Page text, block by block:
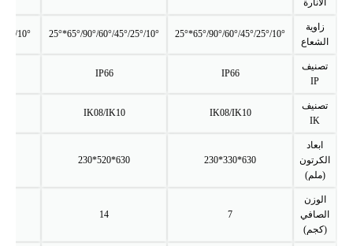
الانارة
زاوية
الشعاع
تصنيف
IP66
IP66
تصنيف
IK08/IK10
IK08/IK10
ابعاد
الكرتون
(ملم)
630*330*230
630*520*230
الوزن
الصافي
(كجم)